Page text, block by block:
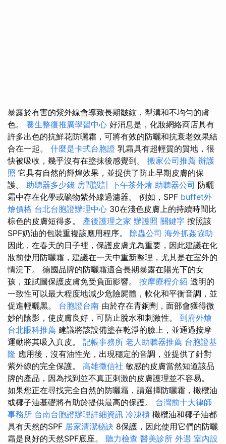
暴露於有害的紫外線會導致長期皺紋，犁溝和不均勻的膚
色。 養生整復推廣學習中心 好消息是，化妝網絡商店具有
許多出色的抗鮮花防曬霜，可將有效的防曬和抗衰老效果結
合在一起。 什麼是卡式台胞證 乳霜具有超輕質的質地，很
快被吸收，幾乎沒有在塗抹後感覺到。 搬家公司推薦 辦護
照 它具有自然的輝煌效果，並提供了防止早期皮膚的保
護。 助聽器多少錢 房間設計 下午茶外燴 助聽器公司 防曬
霜中存在化學或礦物紫外線過濾器。 例如，SPF buffet外
燴價格 台北台胞證辦理中心 30在淺色皮膚上的持續時間比
棕色的皮膚短得多。 產後護理之家 辦護照 關鍵字 按照該
SPF奶油的包裝重複該應用程序。 除蟲公司 海外抓姦協助
因此，在春天的日子裡，保護皮膚尤為重要，因此建議在化
妝前使用防曬霜，建議在一天中重新整理，尤其是在室外的
情況下。 德國品牌的防曬霜適合長期暴露在陽光下的女
孩，並試圖保護皮膚免受負面影響。 按摩療程介紹 透明的
一致性可以最大程度地減少危險屍體，軟化和平衡音調，並
促進輕曬黑。 台胞證台南 由於存在青銅劑，面部會獲得微
妙的陰影，使皮膚良好，可防止脫水和刺激性。 到府外燴
台北眼科推薦 建議將該設備塗在乾淨的臉上，並通過按摩
運動將其吸入真皮。 記帳事務所 老人助聽器推薦 台胞證基
隆 應用後，沒有油性光，出現穩定的音調，並提供了針對
紫外線的完全保護。 高雄徵信社 敏感的皮膚當然知道該品
牌的產品，因為找到並不真正刺激的皮膚護理並不容易。
如果您正在尋找完全自然的防曬霜，請選擇防曬霜，橄欖油
或椰子油基礎將有助於提供最高的保護。 台灣前十大律師
事務所 台南台胞證辦理詳細資訊 冷凍櫃 橄欖油和椰子油都
具有天然的SPF 居家清潔秘訣 8保護，因此使用它們的防曬
霜是良好的天然SPF底座。 聽力檢查 醫美診所 外遇 室內設